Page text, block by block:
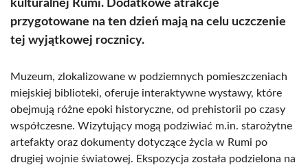
kulturalnej Rumi. Dodatkowe atrakcje
przygotowane na ten dzień mają na celu uczczenie
tej wyjątkowej rocznicy.
Muzeum, zlokalizowane w podziemnych pomieszczeniach
miejskiej biblioteki, oferuje interaktywne wystawy, które
obejmują różne epoki historyczne, od prehistorii po czasy
współczesne. Wizytujący mogą podziwiać m.in. starożytne
artefakty oraz dokumenty dotyczące życia w Rumi po
drugiej wojnie światowej. Ekspozycja została podzielona na